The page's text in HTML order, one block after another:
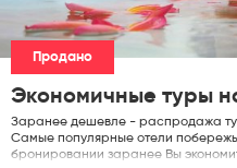
Продано
Экономичные туры
Заранее дешевле - распродажа
Самые популярные отели
бронировании заранее Вы